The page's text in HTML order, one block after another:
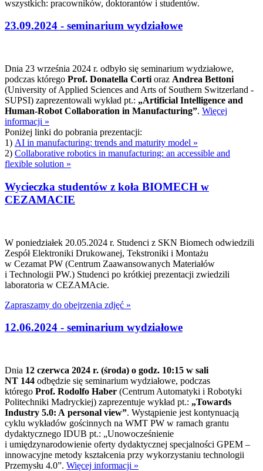
wszystkich: pracowników, doktorantów i studentów.
23.09.2024 - seminarium wydziałowe
Dnia 23 września 2024 r. odbyło się seminarium wydziałowe,
podczas którego Prof. Donatella Corti oraz Andrea Bettoni
(University of Applied Sciences and Arts of Southern Switzerland -
SUPSI) zaprezentowali wykład pt.: „Artificial Intelligence and
Human-Robot Collaboration in Manufacturing”. Więcej
informacji »
Poniżej linki do pobrania prezentacji:
1) AI in manufacturing: trends and maturity model »
2) Collaborative robotics in manufacturing: an accessible and
flexible solution »
Wycieczka studentów z koła BIOMECH w
CEZAMACIE
W poniedziałek 20.05.2024 r. Studenci z SKN Biomech odwiedzili
Zespół Elektroniki Drukowanej, Tekstroniki i Montażu
w Cezamat PW (Centrum Zaawansowanych Materiałów
i Technologii PW.) Studenci po krótkiej prezentacji zwiedzili
laboratoria w CEZAMAcie.
Zapraszamy do obejrzenia zdjęć »
12.06.2024 - seminarium wydziałowe
Dnia 12 czerwca 2024 r. (środa) o godz. 10:15 w sali
NT 144 odbędzie się seminarium wydziałowe, podczas
którego Prof. Rodolfo Haber (Centrum Automatyki i Robotyki
Politechniki Madryckiej) zaprezentuje wykład pt.: „Towards
Industry 5.0: A personal view”. Wystąpienie jest kontynuacją
cyklu wykładów gościnnych na WMT PW w ramach grantu
dydaktycznego IDUB pt.: „Unowocześnienie
i umiędzynarodowienie oferty dydaktycznej specjalności GPEM –
innowacyjne metody kształcenia przy wykorzystaniu technologii
Przemysłu 4.0”. Więcej informacji »